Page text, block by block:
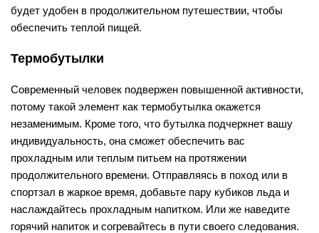
будет удобен в продолжительном путешествии, чтобы
обеспечить теплой пищей.
Термобутылки
Современный человек подвержен повышенной активности,
потому такой элемент как термобутылка окажется
незаменимым. Кроме того, что бутылка подчеркнет вашу
индивидуальность, она сможет обеспечить вас
прохладным или теплым питьем на протяжении
продолжительного времени. Отправляясь в поход или в
спортзал в жаркое время, добавьте пару кубиков льда и
наслаждайтесь прохладным напитком. Или же наведите
горячий напиток и согревайтесь в пути своего следования.